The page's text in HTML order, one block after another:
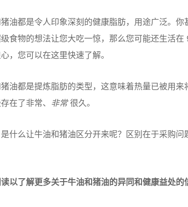
油都是令人印象深刻的健康脂肪，用途广泛。你
食物的想法让您大吃一惊，那么您可能还生活
，您可以在这里快速了解。
油都是提炼脂肪的类型，这意味着热量已被用
在了非常、 非常很久。
什么让牛油和猪油区分开来呢？区别在于采购
以了解更多关于牛油和猪油的异同和健康益处的